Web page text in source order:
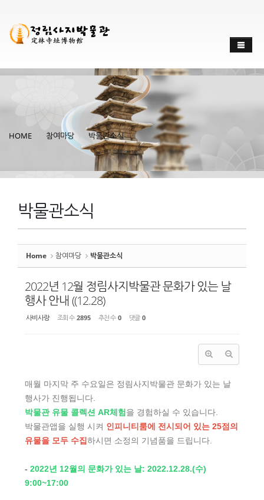
HOME 참여마당 박물관소식
박물관소식
Home 참여마당 박물관소식
2022년 12월 정림사지박물관 문화가 있는 날
행사 안내 ((12.28)
사비사랑 조회 수 2895 추천 수 0 댓글 0
매월 마지막 주 수요일은 정림사지박물관 문화가 있는 날
행사가 진행됩니다.
박물관 유물 콜렉션 AR체험을 경험하실 수 있습니다.
박물관앱을 실행 시켜 인피니티룸에 전시되어 있는 25점의
유물을 모두 수집하시면 소정의 기념품을 드립니다.
- 2022년 12월의 문화가 있는 날: 2022.12.28.(수)
9:00~17:00
스케치북5
스케치북5